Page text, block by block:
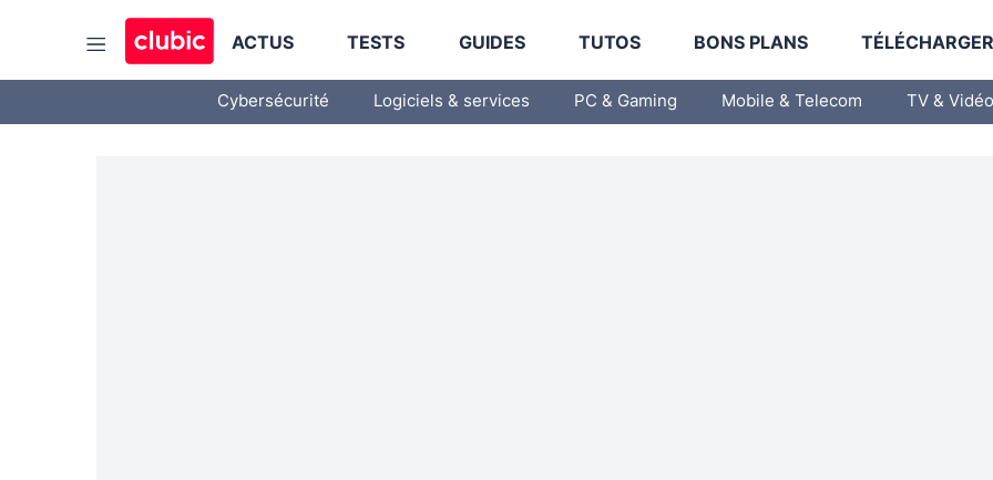
ACTUS TESTS GUIDES TUTOS BONS PLANS
Cybersécurité Logiciels & services PC & Gaming Mobile & Telecom TV & Vidéo